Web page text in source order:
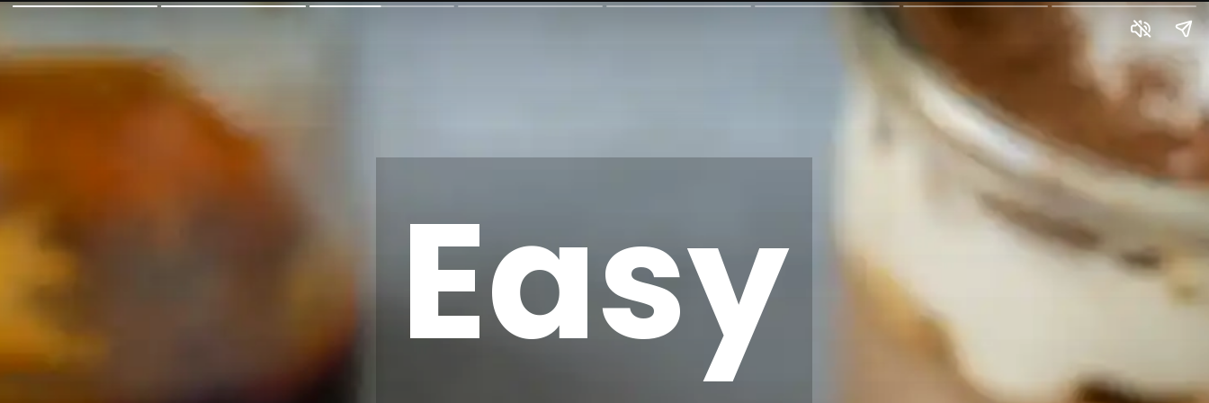
Easy
Easy